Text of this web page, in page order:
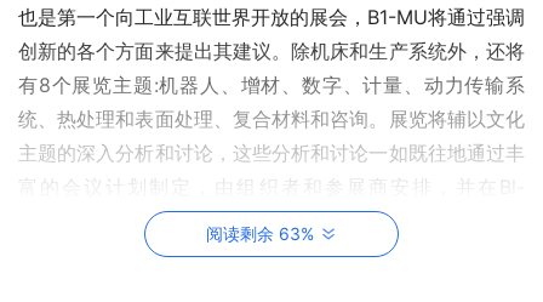
也是第一个向工业互联世界开放的展会，B1-MU将通过强调
创新的各个方面来提出其建议。除机床和生产系统外，还将
有8个展览主题:机器人、增材、数字、计量、动力传输系
统、热处理和表面处理、复合材料和咨询。展览将辅以文化
主题的深入分析和讨论，这些分析和讨论一如既往地通过丰
富的会议计划制定，由组织者和参展商安排，并在Bl-
MUpiu竞技场举办。
阅读剩余 63%